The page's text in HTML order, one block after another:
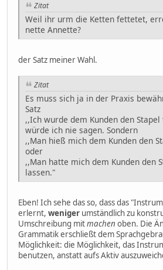
Zitat
Weil ihr urm die Ketten fettetet,
nette Annette?
der Satz meiner Wahl.
Zitat
Es muss sich ja in der Praxis
Satz
,,Ich wurde dem Kunden den
würde ich nie sagen. Sondern
,,Man hieß mich dem Kunden den
oder
,,Man hatte mich dem Kunden den
lassen."
Eben! Ich sehe das so, dass das
erlernt, weniger umständlich zu
Umschreibung mitmachen oben. Die
Grammatik erschließt dem
Möglichkeit: die Möglichkeit, das
benutzen, anstatt aufs Aktiv